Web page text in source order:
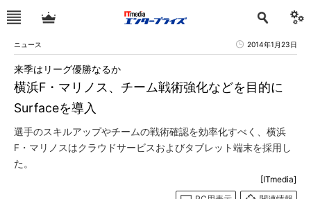
ニュース 2014年1月23日
横浜F・マリノス、チーム戦術強化などを目的に
Surfaceを導入
来季はリーグ優勝なるか
選手のスキルアップやチームの戦術確認を効率化すべく、横浜
F・マリノスはクラウドサービスおよびタブレット端末を採用し
た。
[ITmedia]